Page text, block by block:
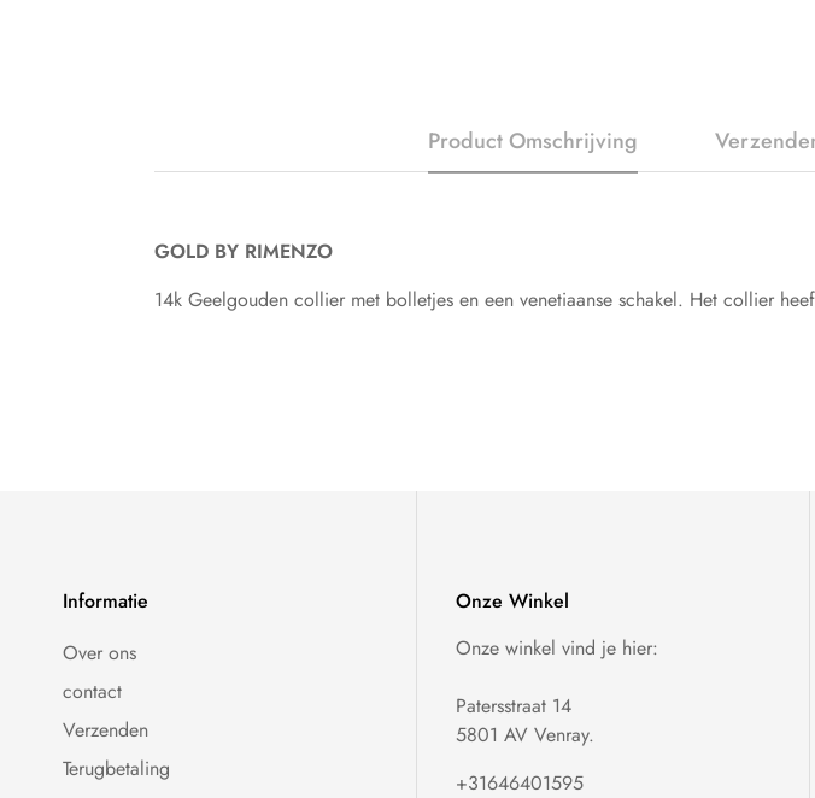
Product Omschrijving
GOLD BY RIMENZO
14k Geelgouden collier met bolletjes en een venetiaanse schakel. Het collier
Informatie
Over ons
contact
Verzenden
Terugbetaling
Onze Winkel
Onze winkel vind je hier:
Patersstraat 14
5801 AV Venray.
+31646401595